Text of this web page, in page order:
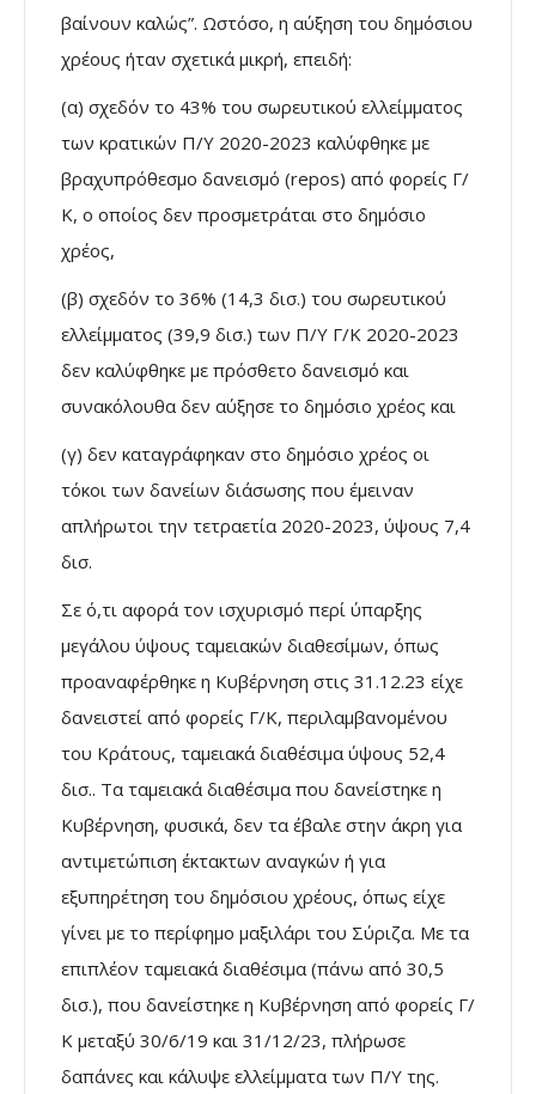
βαίνουν καλώς”. Ωστόσο, η αύξηση του δημόσιου
χρέους ήταν σχετικά μικρή, επειδή:
(α) σχεδόν το 43% του σωρευτικού ελλείμματος
των κρατικών Π/Υ 2020-2023 καλύφθηκε με
βραχυπρόθεσμο δανεισμό (repos) από φορείς Γ/
Κ, ο οποίος δεν προσμετράται στο δημόσιο
χρέος,
(β) σχεδόν το 36% (14,3 δισ.) του σωρευτικού
ελλείμματος (39,9 δισ.) των Π/Υ Γ/Κ 2020-2023
δεν καλύφθηκε με πρόσθετο δανεισμό και
συνακόλουθα δεν αύξησε το δημόσιο χρέος και
(γ) δεν καταγράφηκαν στο δημόσιο χρέος οι
τόκοι των δανείων διάσωσης που έμειναν
απλήρωτοι την τετραετία 2020-2023, ύψους 7,4
δισ.
Σε ό,τι αφορά τον ισχυρισμό περί ύπαρξης
μεγάλου ύψους ταμειακών διαθεσίμων, όπως
προαναφέρθηκε η Κυβέρνηση στις 31.12.23 είχε
δανειστεί από φορείς Γ/Κ, περιλαμβανομένου
του Κράτους, ταμειακά διαθέσιμα ύψους 52,4
δισ.. Τα ταμειακά διαθέσιμα που δανείστηκε η
Κυβέρνηση, φυσικά, δεν τα έβαλε στην άκρη για
αντιμετώπιση έκτακτων αναγκών ή για
εξυπηρέτηση του δημόσιου χρέους, όπως είχε
γίνει με το περίφημο μαξιλάρι του Σύριζα. Με τα
επιπλέον ταμειακά διαθέσιμα (πάνω από 30,5
δισ.), που δανείστηκε η Κυβέρνηση από φορείς Γ/
Κ μεταξύ 30/6/19 και 31/12/23, πλήρωσε
δαπάνες και κάλυψε ελλείμματα των Π/Υ της.